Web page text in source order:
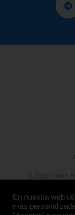
© 2022 Contra
En nuestra web
más